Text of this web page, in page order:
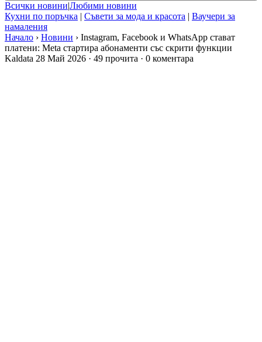
Всички новини|Любими новини
Кухни по поръчка | Съвети за мода и красота | Ваучери за
намаления
Начало › Новини › Instagram, Facebook и WhatsApp стават
платени: Meta стартира абонаменти със скрити функции
Kaldata 28 Май 2026 · 49 прочита · 0 коментара